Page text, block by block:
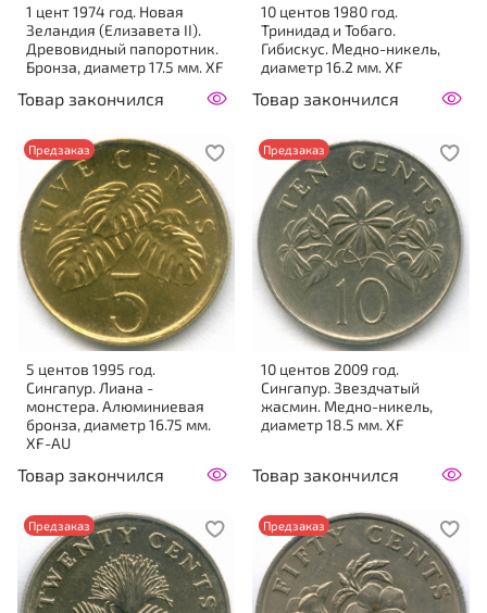
1 цент 1974 год. Новая
Зеландия (Елизавета II).
Древовидный папоротник.
Бронза, диаметр 17.5 мм. XF
Товар закончился
10 центов 1980 год.
Тринидад и Тобаго.
Гибискус. Медно-никель,
диаметр 16.2 мм. XF
Товар закончился
Предзаказ
5 центов 1995 год.
Сингапур. Лиана -
монстера. Алюминиевая
бронза, диаметр 16.75 мм.
XF-AU
Товар закончился
Предзаказ
10 центов 2009 год.
Сингапур. Звездчатый
жасмин. Медно-никель,
диаметр 18.5 мм. XF
Товар закончился
Предзаказ Предзаказ